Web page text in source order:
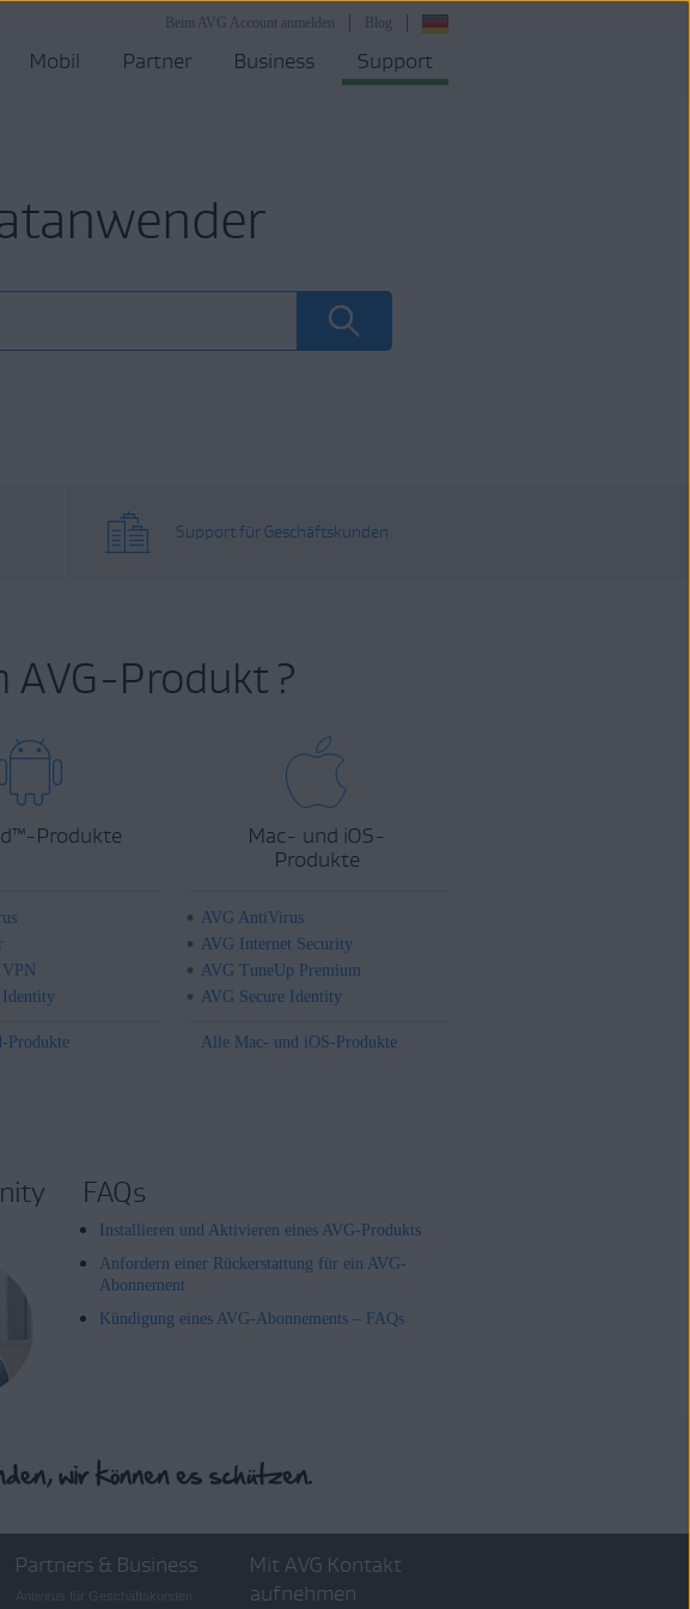
Blog
Beim AVG Account anmelden
Mobil Partner Business Support
Support für Geschäftskunden
AVG-Produkt ?
™-Produkte
Identity
Produkte
Mac- und iOS-
Produkte
AVG AntiVirus
AVG Internet Security
AVG TuneUp Premium
AVG Secure Identity
Alle Mac- und iOS-Produkte
FAQs
Installieren und Aktivieren eines AVG-Produkts
Anfordern einer Rückerstattung für ein AVG-
Abonnement
Kündigung eines AVG-Abonnements – FAQs
Partners & Business
Mit AVG Kontakt
aufnehmen